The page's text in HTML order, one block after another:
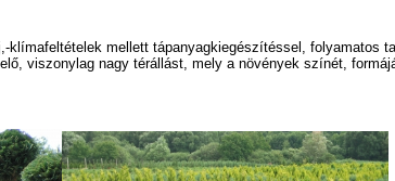
klímafeltételek mellett tápanyagkiegészítéssel, folyamatos
viszonylag nagy térállást, mely a növények színét,